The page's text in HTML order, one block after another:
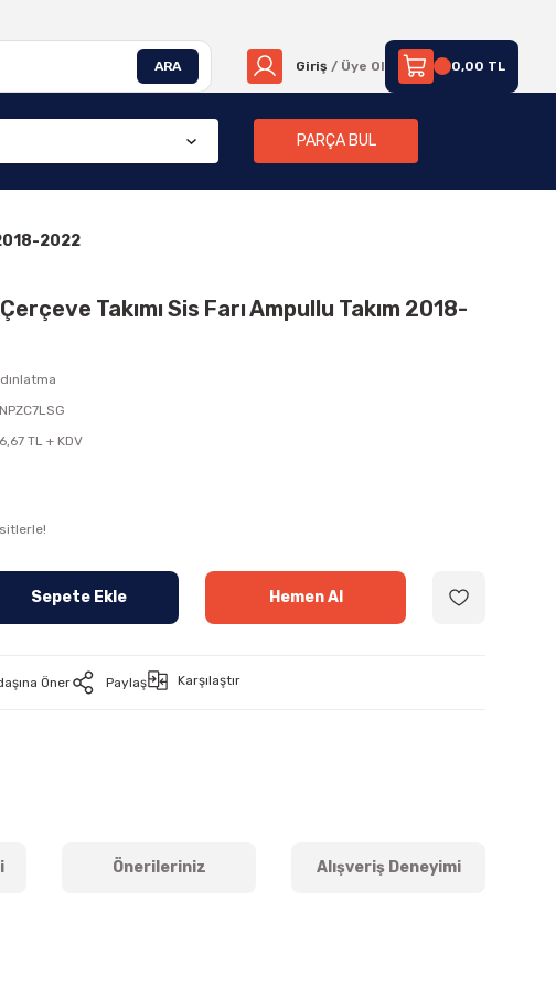
ARA Giriş / Üye Ol 0,00 TL
PARÇA BUL
2022
Takımı Sis Farı Ampullu Takım 2018-
TL + KDV
Sepete Ekle Hemen Al
Öner Paylaş Karşılaştır
Önerileriniz Alışveriş Deneyimi